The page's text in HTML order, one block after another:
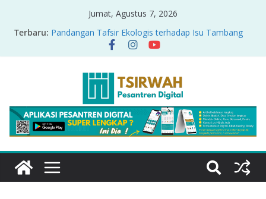
Jumat, Agustus 7, 2026
Terbaru: Pandangan Tafsir Ekologis terhadap Isu Tambang
Nikel di Raja Ampat
PRODUK RELASI KUASA-IDIOLOGI PADA TAFSIR
Sirah Nabawiyah
Oversharing dan Privasi dalam Al-Qur’an: “Ketika
Ayat Bicara Soal Curhat di Sosmed”
Menyikapi Fatherless, Kisah Lukman Menjadi
Cerminan